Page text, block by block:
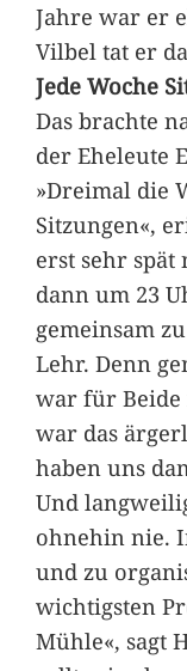
Jahre war er
Vilbel tat er
Jede Woche
Das brachte
der Eheleute
»Dreimal die
Sitzungen«,
erst sehr spät
dann um 23
gemeinsam
Lehr. Denn
war für
war das
haben uns
Und
ohnehin nie.
und zu
wichtigsten
Mühle«, sagt